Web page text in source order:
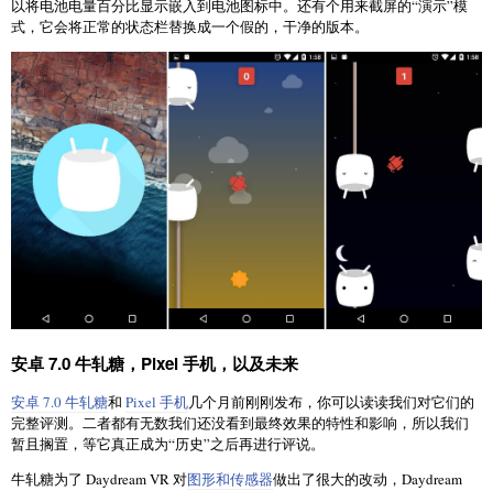
以将电池电量百分比显示嵌入到电池图标中。还有个用来截屏的“演示”模
式，它会将正常的状态栏替换成一个假的，干净的版本。
安卓 7.0 牛轧糖，Pixel 手机，以及未来
安卓 7.0 牛轧糖和 Pixel 手机几个月前刚刚发布，你可以读读我们对它们的
完整评测。二者都有无数我们还没看到最终效果的特性和影响，所以我们
暂且搁置，等它真正成为“历史”之后再进行评说。
牛轧糖为了 Daydream VR 对图形和传感器做出了很大的改动，Daydream